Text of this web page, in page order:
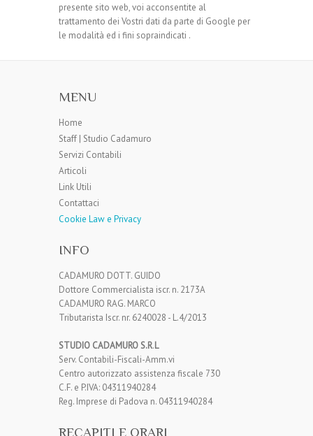
presente sito web, voi acconsentite al
trattamento dei Vostri dati da parte di Google per
le modalità ed i fini sopraindicati .
MENU
Home
Staff | Studio Cadamuro
Servizi Contabili
Articoli
Link Utili
Contattaci
Cookie Law e Privacy
INFO
CADAMURO DOTT. GUIDO
Dottore Commercialista iscr. n. 2173A
CADAMURO RAG. MARCO
Tributarista Iscr. nr. 6240028 - L.4/2013
STUDIO CADAMURO S.R.L
Serv. Contabili-Fiscali-Amm.vi
Centro autorizzato assistenza fiscale 730
C.F. e P.IVA: 04311940284
Reg. Imprese di Padova n. 04311940284
RECAPITI E ORARI